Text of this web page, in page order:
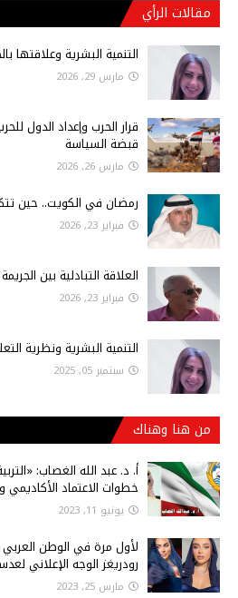
مقالات الرأي
التنمية البشرية وعلاقتها
مارس 29, 2026
قرار الحرب وإعداد الدول
قبضة السياسة
مارس 26, 2026
رمضان في الكويت.. حين
فبراير 23, 2026
العلاقة التبادلية بين
فبراير 23, 2026
التنمية البشرية ونظرية
سبتمبر 05, 2025
من هنا وهناك
أ‌. د. عبد الله الغصاب:
خطوات الاعتماد
يونيو 11, 2023
لأول مرة في الوطن العربي
رودريغز الوجه الإعلاني
مارس 25, 2023